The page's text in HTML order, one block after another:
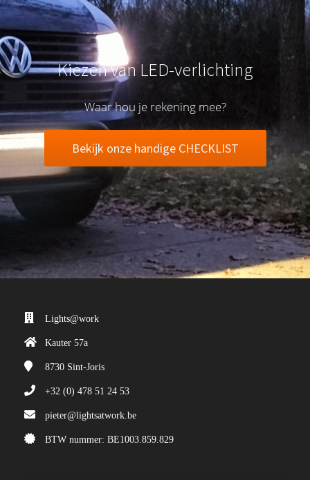
Kiezen van LED-verlichting
Waar hou je rekening mee?
Bekijk onze handige CHECKLIST
Lights@work
Kauter 57a
8730 Sint-Joris
+32 (0) 478 51 24 53
pieter@lightsatwork.be
BTW nummer: BE1003.859.829